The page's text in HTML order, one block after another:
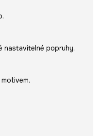
nastavitelné popruhy.